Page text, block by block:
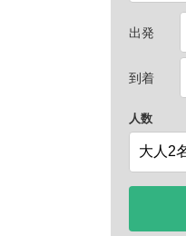
出発
到着
人数